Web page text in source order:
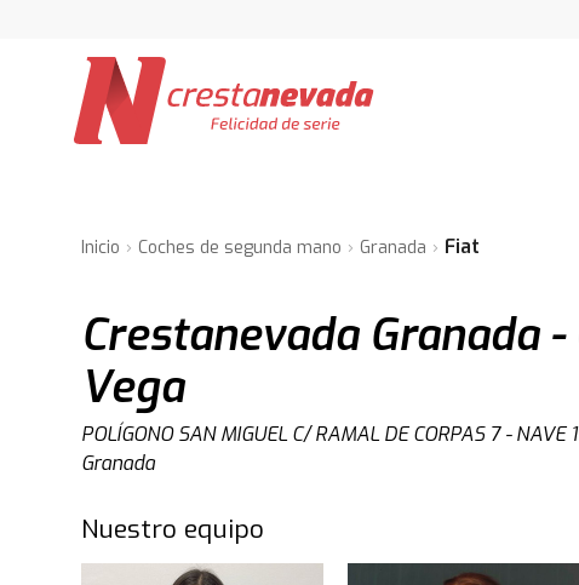
Inicio Coches de segunda mano Granada Fiat
Crestanevada Granada
Vega
POLÍGONO SAN MIGUEL C/ RAMAL DE CORPAS 7 - NAVE
Granada
Nuestro equipo